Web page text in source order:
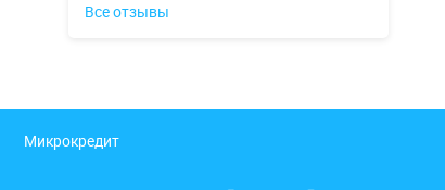
Все отзывы
Микрокредит